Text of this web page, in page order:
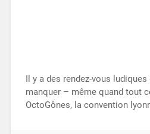
Il y a des rendez-vous
manquer – même quand tout
OctoGônes, la convention